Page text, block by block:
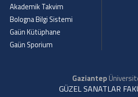
Akademik Takvim
Bologna Bilgi Sistemi
Gaün Kütüphane
Gaün Sporium
Gaziantep
GÜZEL SANATLAR